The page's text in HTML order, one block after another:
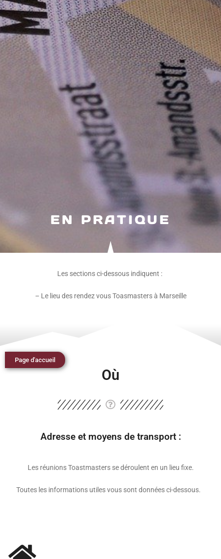
EN PRATIQUE
Les sections ci-dessous indiquent :
– Le lieu des rendez vous Toasmasters à Marseille
Page d'accueil
Où
Adresse et moyens de transport :
Les réunions Toastmasters se déroulent en un lieu fixe.
Toutes les informations utiles vous sont données ci-dessous.